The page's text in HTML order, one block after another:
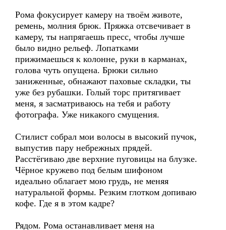
Рома фокусирует камеру на твоём животе,
ремень, молния брюк. Пряжка отсвечивает в
камеру, ты напрягаешь пресс, чтобы лучше
было видно рельеф. Лопатками
прижимаешься к колонне, руки в карманах,
голова чуть опущена. Брюки сильно
заниженные, обнажают паховые складки, ты
уже без рубашки. Голый торс притягивает
меня, я засматриваюсь на тебя и работу
фотографа. Уже никакого смущения.
Стилист собрал мои волосы в высокий пучок,
выпустив пару небрежных прядей.
Расстёгиваю две верхние пуговицы на блузке.
Чёрное кружево под белым шифоном
идеально облагает мою грудь, не меняя
натуральной формы. Резким глотком допиваю
кофе. Где я в этом кадре?
Рядом. Рома останавливает меня на